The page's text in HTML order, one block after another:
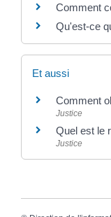
Comment
Qu'est-ce
Et aussi
Comment
Justice
Quel est le
Justice